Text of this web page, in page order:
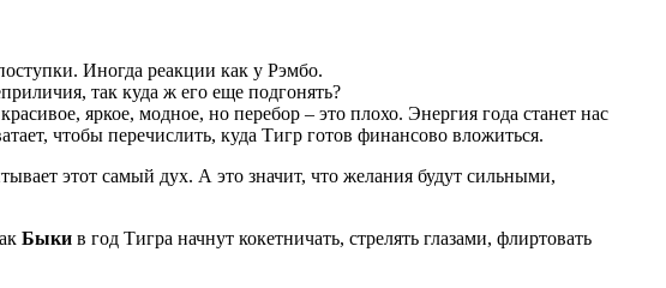
Иногда реакции как у Рэмбо.
так куда ж его еще подгонять?
яркое, модное, но перебор – это плохо. Энергия года станет нас
чтобы перечислить, куда Тигр готов финансово вложиться.
этот самый дух. А это значит, что желания будут сильными,
Быки в год Тигра начнут кокетничать, стрелять глазами, флиртовать